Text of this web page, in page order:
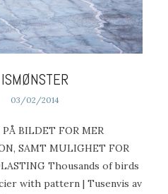
ISMØNSTER
03/02/2014
PÅ BILDET FOR MER
SAMT MULIGHET FOR
Thousands of birds
with pattern | Tusenvis av